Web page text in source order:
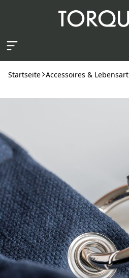
Startseite Accessoires & Lebensart